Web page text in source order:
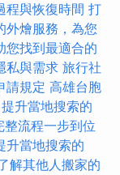
程與恢復時間 打
外燴服務，為您
您找到最適合的
私與需求 旅行社
請規定 高雄台胞
提升當地搜索的
流程一步到位
升當地搜索的
解其他人搬家的